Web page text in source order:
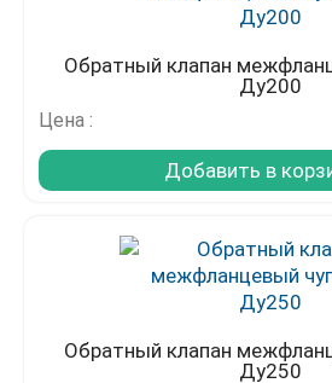
Обратный клапан
Ду200
Цена :
Добавить в
Обратный клапан
Ду250